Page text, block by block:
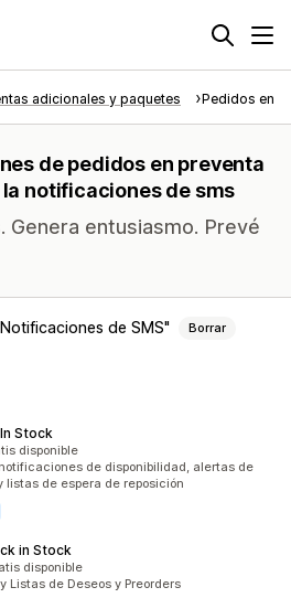
adicionales y paquetes Pedidos en
de pedidos en preventa
notificaciones de sms
Genera entusiasmo. Prevé
Notificaciones de SMS Borrar
Stock
disponible
de disponibilidad, alertas de
listas de espera de reposición
in Stock
disponible
Listas de Deseos y Preorders